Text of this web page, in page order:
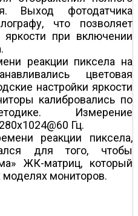
Выход фотодатчика
что позволяет
яркости при включении
реакции пиксела на
цветовая
настройки яркости
калибровались по
Измерение
Гц.
реакции пиксела,
для того, чтобы
ЖК-матриц, который
мониторов.